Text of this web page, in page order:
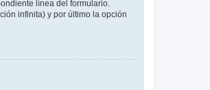
línea del formulario.
infinita) y por último la opción